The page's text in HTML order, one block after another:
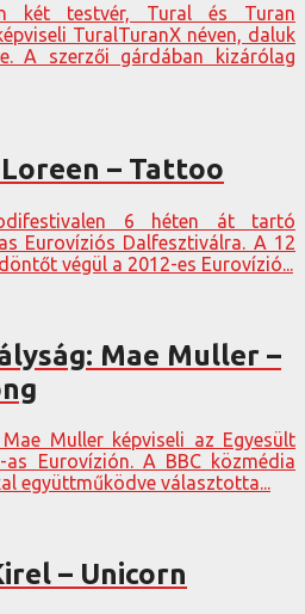
két testvér, Tural és Turan
TuralTuranX néven, daluk
A szerzői gárdában kizárólag
– Tattoo
6 héten át tartó
Eurovíziós Dalfesztiválra. A 12
végül a 2012-es Eurovízió...
Mae Muller –
Muller képviseli az Egyesült
Eurovízión. A BBC közmédia
együttműködve választotta...
– Unicorn